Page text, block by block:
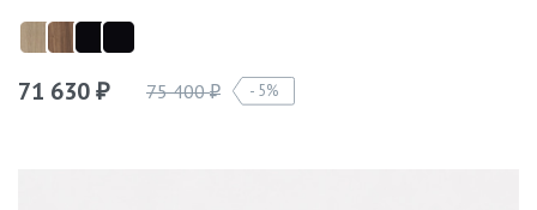
71 630 ₽ 75 400₽ 5%